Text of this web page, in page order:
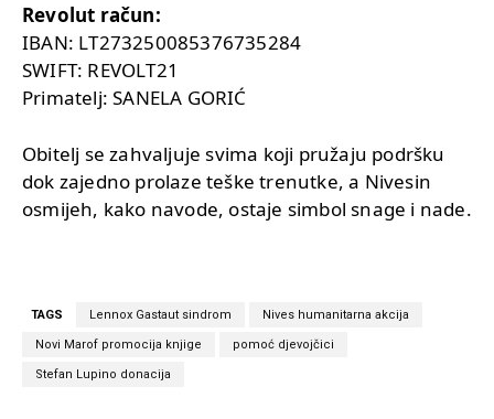
Revolut račun:
IBAN: LT273250085376735284
SWIFT: REVOLT21
Primatelj: SANELA GORIĆ
Obitelj se zahvaljuje svima koji pružaju podršku
dok zajedno prolaze teške trenutke, a Nivesin
osmijeh, kako navode, ostaje simbol snage i nade.
TAGS Lennox Gastaut sindrom Nives humanitarna akcija
Novi Marof promocija knjige pomoć djevojčici
Stefan Lupino donacija